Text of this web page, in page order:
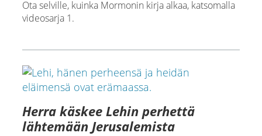
Ota selville, kuinka Mormonin kirja alkaa, katsomalla
videosarja 1.
Herra käskee Lehin perhettä
lähtemään Jerusalemista